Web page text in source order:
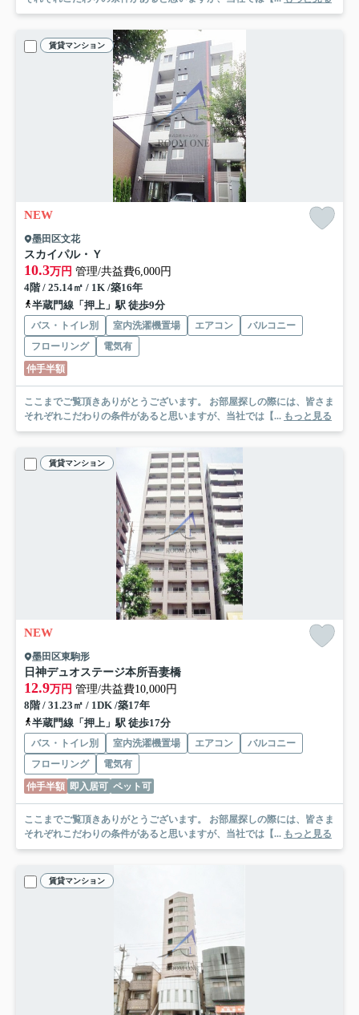
賃貸マンション
NEW
墨田区文花
スカイパル・Ｙ
10.3万円 管理/共益費6,000円
4階 / 25.14㎡ / 1K /築16年
半蔵門線「押上」駅 徒歩9分
バス・トイレ別 室内洗濯機置場 エアコン
バルコニー
フローリング
電気有
仲手半額
ここまでご覧頂きありがとうございます。 お部屋探しの際には、皆さま
それぞれこだわりの条件があると思いますが、当社では【... もっと見る
賃貸マンション
NEW
墨田区東駒形
日神デュオステージ本所吾妻橋
12.9万円 管理/共益費10,000円
8階 / 31.23㎡ / 1DK /築17年
半蔵門線「押上」駅 徒歩17分
バス・トイレ別 室内洗濯機置場 エアコン
バルコニー
フローリング
電気有
仲手半額 即入居可 ペット可
ここまでご覧頂きありがとうございます。 お部屋探しの際には、皆さま
それぞれこだわりの条件があると思いますが、当社では【... もっと見る
賃貸マンション